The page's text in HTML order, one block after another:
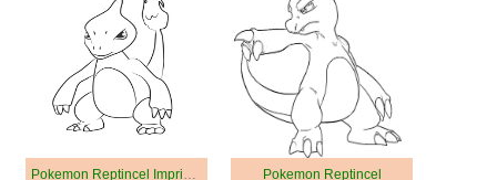
Pokemon Reptincel Imprimable Pokemon Reptincel